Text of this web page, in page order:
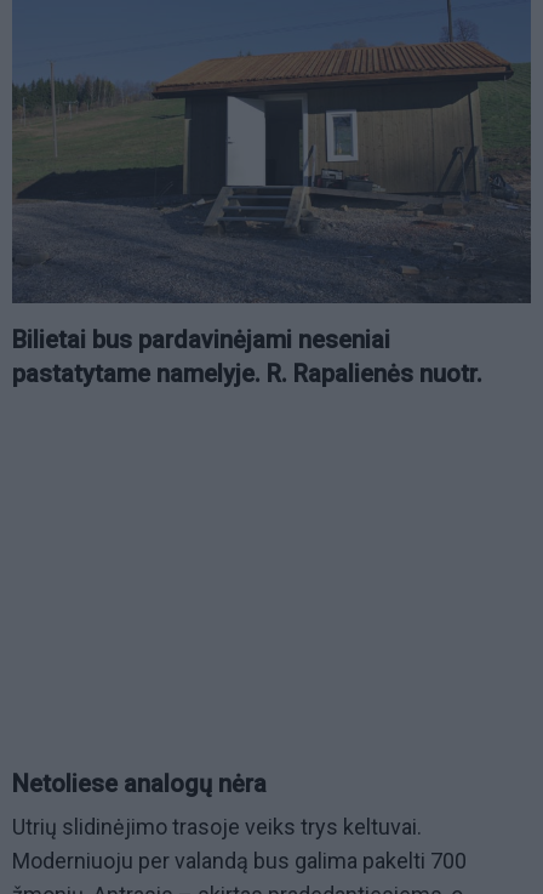
Bilietai bus pardavinėjami neseniai
pastatytame namelyje. R. Rapalienės nuotr.
Netoliese analogų nėra
Utrių slidinėjimo trasoje veiks trys keltuvai.
Moderniuoju per valandą bus galima pakelti 700